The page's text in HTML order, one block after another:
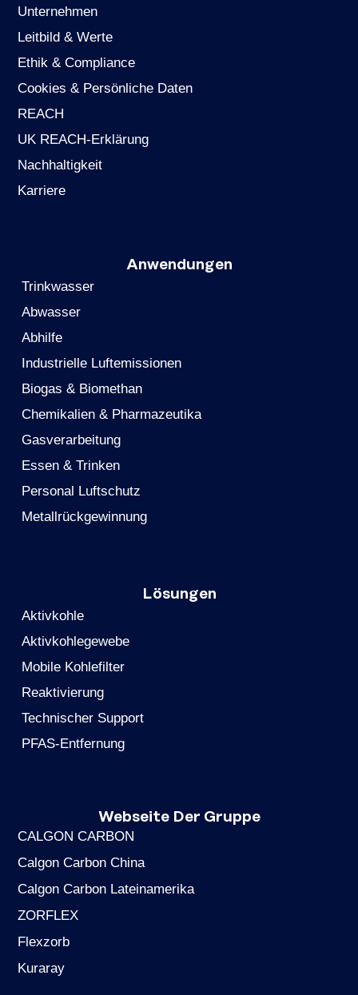
Unternehmen
Leitbild & Werte
Ethik & Compliance
Cookies & Persönliche Daten
REACH
UK REACH-Erklärung
Nachhaltigkeit
Karriere
Anwendungen
Trinkwasser
Abwasser
Abhilfe
Industrielle Luftemissionen
Biogas & Biomethan
Chemikalien & Pharmazeutika
Gasverarbeitung
Essen & Trinken
Personal Luftschutz
Metallrückgewinnung
Lösungen
Aktivkohle
Aktivkohlegewebe
Mobile Kohlefilter
Reaktivierung
Technischer Support
PFAS-Entfernung
Webseite Der Gruppe
CALGON CARBON
Calgon Carbon China
Calgon Carbon Lateinamerika
ZORFLEX
Flexzorb
Kuraray